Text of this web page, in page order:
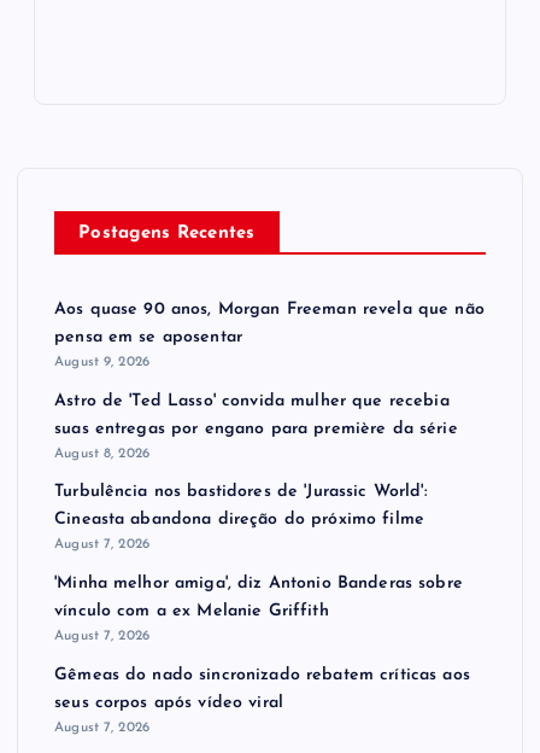
Postagens Recentes
Aos quase 90 anos, Morgan Freeman revela que não
pensa em se aposentar
August 9, 2026
Astro de 'Ted Lasso' convida mulher que recebia
suas entregas por engano para première da série
August 8, 2026
Turbulência nos bastidores de 'Jurassic World':
Cineasta abandona direção do próximo filme
August 7, 2026
'Minha melhor amiga', diz Antonio Banderas sobre
vínculo com a ex Melanie Griffith
August 7, 2026
Gêmeas do nado sincronizado rebatem críticas ​a​os
seus corpos após vídeo viral
August 7, 2026